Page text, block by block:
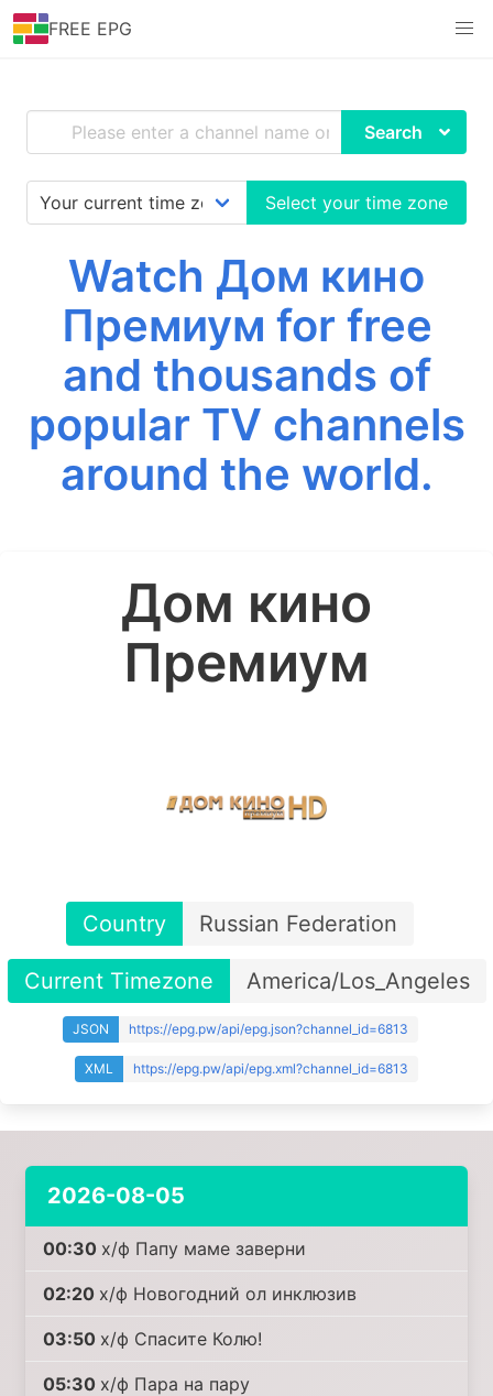
FREE EPG
Search
Select your time zone
Watch Дом кино
Премиум for free
and thousands of
popular TV channels
around the world.
Дом кино
Премиум
Country Russian Federation
Current Timezone America/Los_Angeles
JSON https://epg.pw/api/epg.json?channel_id=6813
XML https://epg.pw/api/epg.xml?channel_id=6813
2026-08-05
00:30 х/ф Папу маме заверни
02:20 х/ф Новогодний ол инклюзив
03:50 х/ф Спасите Колю!
05:30 х/ф Пара на пару